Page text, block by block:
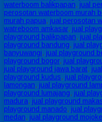
waterboom balikpapan, jual
perosotan waterboom murah
murah papua, jual perosotan
watreboom amkasar, jual
playground balikpapan, jual
playground bandung, jual
banyuwangi, jual playground
playground bogor, jual
jual playground jawa barat,
playground kudus, jual
lamongan, jual playground
playground lumajang, jual
madura, jual playground
playground manado, jual
medan, jual playground